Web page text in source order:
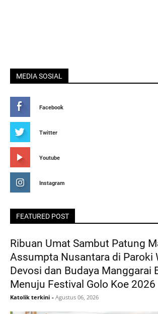
MEDIA SOSIAL
Facebook
Twitter
Youtube
Instagram
FEATURED POST
Ribuan Umat Sambut Patung
Assumpta Nusantara di Paroki
Devosi dan Budaya Manggarai
Menuju Festival Golo Koe 2026
Katolik terkini - Agustus 06, 2026